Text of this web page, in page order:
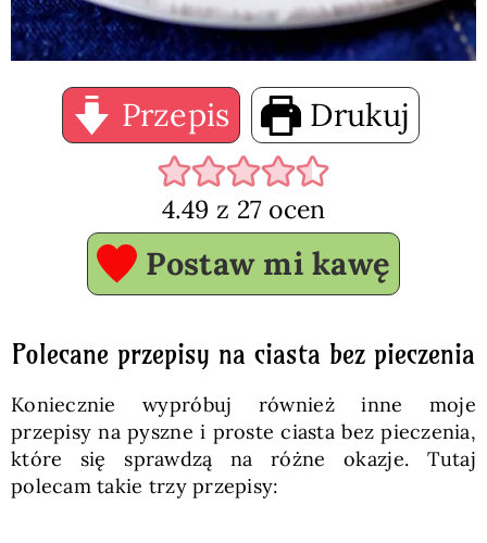
Przepis Drukuj
4.49 z 27 ocen
Postaw mi kawę
Polecane przepisy na ciasta bez pieczenia
Koniecznie wypróbuj również inne moje
przepisy na pyszne i proste ciasta bez pieczenia,
które się sprawdzą na różne okazje. Tutaj
polecam takie trzy przepisy: